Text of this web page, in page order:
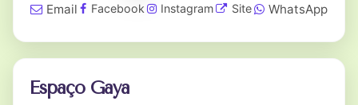
Email
Facebook Instagram Site WhatsApp
Espaço Gaya